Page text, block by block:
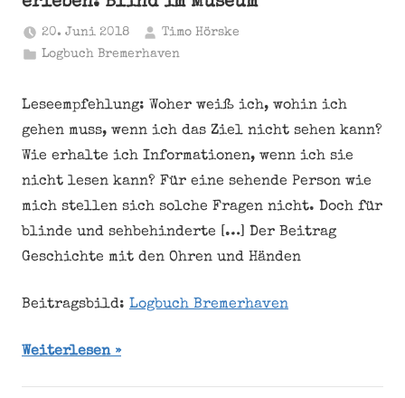
20. Juni 2018
Timo Hörske
Logbuch Bremerhaven
Leseempfehlung: Woher weiß ich, wohin ich
gehen muss, wenn ich das Ziel nicht sehen kann?
Wie erhalte ich Informationen, wenn ich sie
nicht lesen kann? Für eine sehende Person wie
mich stellen sich solche Fragen nicht. Doch für
blinde und sehbehinderte […] Der Beitrag
Geschichte mit den Ohren und Händen
Beitragsbild: Logbuch Bremerhaven
Weiterlesen